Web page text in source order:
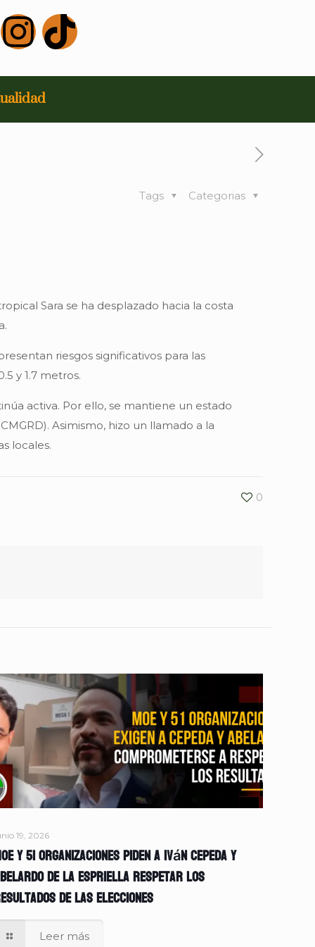
Categorias
Tags
Sara se ha desplazado hacia la costa
riesgos significativos para las
y 1.7 metros.
activa. Por ello, se mantiene un estado
Asimismo, hizo un llamado a la
locales.
0
19, 2026
y 51 organizaciones piden a Iván Cepeda y
de la Espriella respetar los
de las elecciones
Leer más